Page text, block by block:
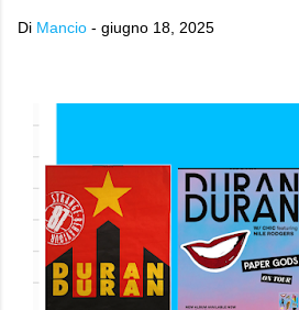
Di Mancio - giugno 18, 2025